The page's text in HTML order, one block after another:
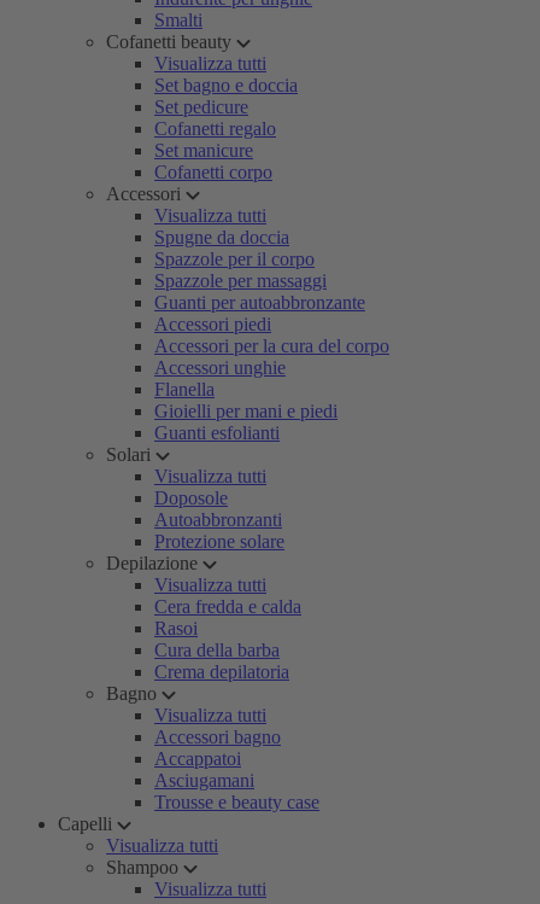
Smalti
Cofanetti beauty
Visualizza tutti
Set bagno e doccia
Set pedicure
Cofanetti regalo
Set manicure
Cofanetti corpo
Accessori
Visualizza tutti
Spugne da doccia
Spazzole per il corpo
Spazzole per massaggi
Guanti per autoabbronzante
Accessori piedi
Accessori per la cura del corpo
Accessori unghie
Flanella
Gioielli per mani e piedi
Guanti esfolianti
Solari
Visualizza tutti
Doposole
Autoabbronzanti
Protezione solare
Depilazione
Visualizza tutti
Cera fredda e calda
Rasoi
Cura della barba
Crema depilatoria
Bagno
Visualizza tutti
Accessori bagno
Accappatoi
Asciugamani
Trousse e beauty case
Capelli
Visualizza tutti
Shampoo
Visualizza tutti